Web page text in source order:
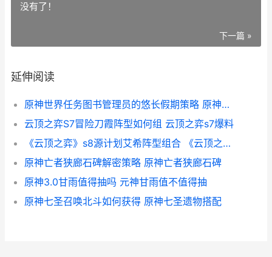
没有了！
下一篇 »
延伸阅读
原神世界任务图书管理员的悠长假期策略 原神世界任务汇总图
云顶之弈S7冒险刀霞阵型如何组 云顶之弈s7爆料
《云顶之弈》s8源计划艾希阵型组合 《云顶之弈》S14正式上线
原神亡者狭廊石碑解密策略 原神亡者狭廊石碑
原神3.0甘雨值得抽吗 元神甘雨值不值得抽
原神七圣召唤北斗如何获得 原神七圣遗物搭配